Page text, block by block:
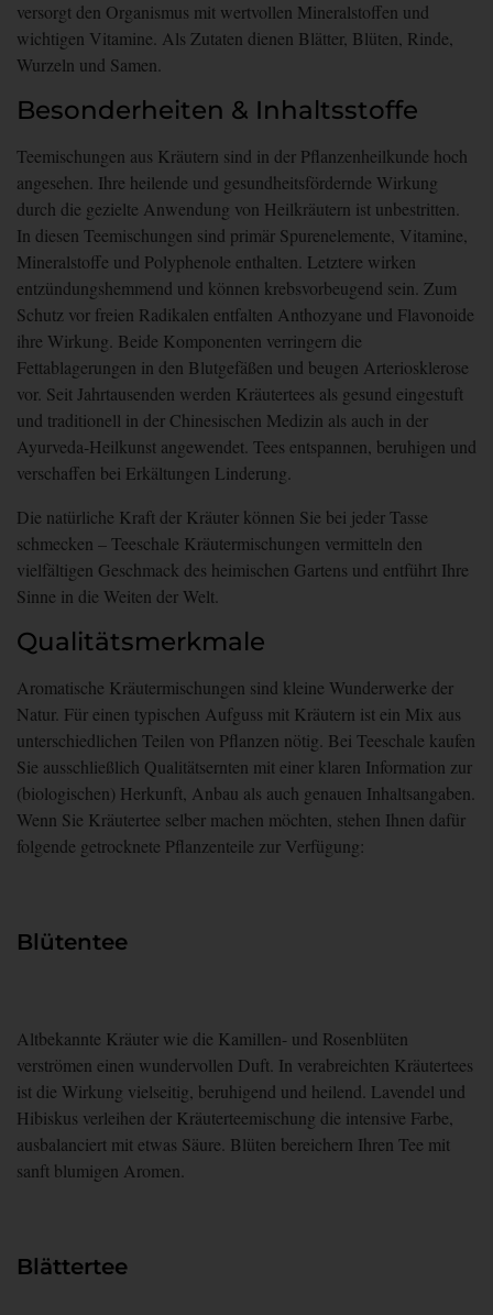
versorgt den Organismus mit wertvollen Mineralstoffen und
wichtigen Vitamine. Als Zutaten dienen Blätter, Blüten, Rinde,
Wurzeln und Samen.
Besonderheiten & Inhaltsstoffe
Teemischungen aus Kräutern sind in der Pflanzenheilkunde hoch
angesehen. Ihre heilende und gesundheitsfördernde Wirkung
durch die gezielte Anwendung von Heilkräutern ist unbestritten.
In diesen Teemischungen sind primär Spurenelemente, Vitamine,
Mineralstoffe und Polyphenole enthalten. Letztere wirken
entzündungshemmend und können krebsvorbeugend sein. Zum
Schutz vor freien Radikalen entfalten Anthozyane und Flavonoide
ihre Wirkung. Beide Komponenten verringern die
Fettablagerungen in den Blutgefäßen und beugen Arteriosklerose
vor. Seit Jahrtausenden werden Kräutertees als gesund eingestuft
und traditionell in der Chinesischen Medizin als auch in der
Ayurveda-Heilkunst angewendet. Tees entspannen, beruhigen und
verschaffen bei Erkältungen Linderung.
Die natürliche Kraft der Kräuter können Sie bei jeder Tasse
schmecken – Teeschale Kräutermischungen vermitteln den
vielfältigen Geschmack des heimischen Gartens und entführt Ihre
Sinne in die Weiten der Welt.
Qualitätsmerkmale
Aromatische Kräutermischungen sind kleine Wunderwerke der
Natur. Für einen typischen Aufguss mit Kräutern ist ein Mix aus
unterschiedlichen Teilen von Pflanzen nötig. Bei Teeschale kaufen
Sie ausschließlich Qualitätsernten mit einer klaren Information zur
(biologischen) Herkunft, Anbau als auch genauen Inhaltsangaben.
Wenn Sie Kräutertee selber machen möchten, stehen Ihnen dafür
folgende getrocknete Pflanzenteile zur Verfügung:
Blütentee
Altbekannte Kräuter wie die Kamillen- und Rosenblüten
verströmen einen wundervollen Duft. In verabreichten Kräutertees
ist die Wirkung vielseitig, beruhigend und heilend. Lavendel und
Hibiskus verleihen der Kräuterteemischung die intensive Farbe,
ausbalanciert mit etwas Säure. Blüten bereichern Ihren Tee mit
sanft blumigen Aromen.
Blättertee